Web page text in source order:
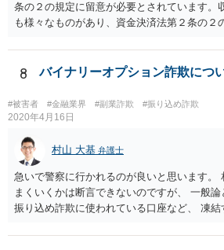
条の２の規定に留意が必要とされています。
も様々なものがあり、資金決済法第２条の２
ことが明らかにされました。 この資金決済
定の要件（内閣府令で定める要件も含む）
示板で回答するには限界がありますので、こ
士の方に直接相談なさってみて下さい。 （
の委託、受取人からの金銭債権の譲受けその
より、当該金銭債権に係る債務者又は当該債
の段階にわたる委託を含む。）その他これに
行う者から弁済として資金を受け入れ、又は
当該受取人に当該資金を移動させる行為（当
8 バイナリーオプション詐欺につ
#被害者 #金融業界 #副業詐欺 #振り込め詐欺
2020年4月16日
村山 大基 弁護士
急いで警察に行かれるのが良いと思います。
まくいくかは断言できないのですが、 一般
振り込め詐欺に使われている口座など、 凍